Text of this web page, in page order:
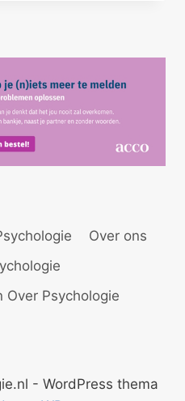
Over ons
Over Psychologie
- WordPress thema